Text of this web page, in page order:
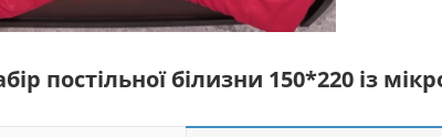
постільної білизни 150*220 із